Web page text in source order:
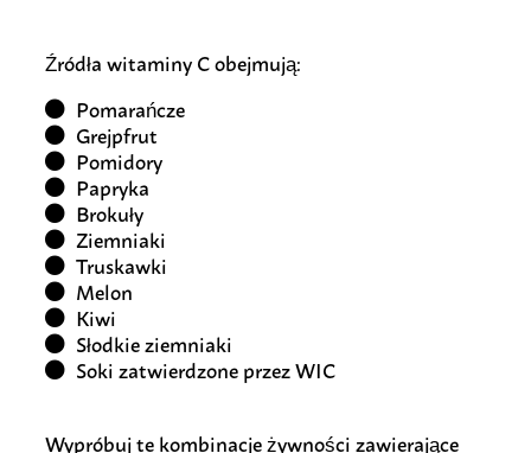
Źródła witaminy C obejmują:
Pomarańcze
Grejpfrut
Pomidory
Papryka
Brokuły
Ziemniaki
Truskawki
Melon
Kiwi
Słodkie ziemniaki
Soki zatwierdzone przez WIC
Wypróbuj te kombinacje żywności zawierające